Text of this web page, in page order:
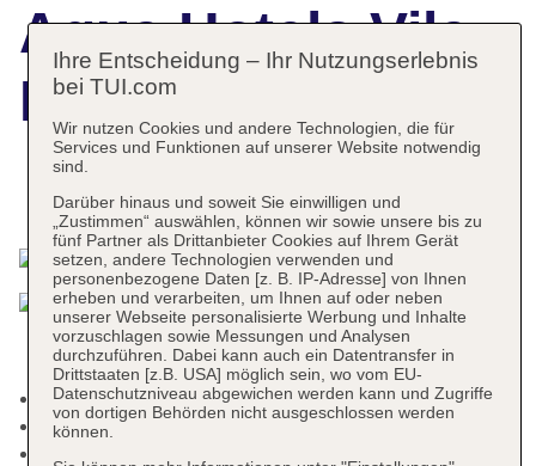
Agua Hotels Vila
Branca
Das bietet Ihre Unterkunft
Check-in Zeit ab 16:00 Uhr
Check-out Zeit bis 11:00 Uhr
Ihre Entscheidung – Ihr Nutzungserlebnis
bei TUI.com
Wir nutzen Cookies und andere Technologien, die für
Services und Funktionen auf unserer Website notwendig
sind.
Darüber hinaus und soweit Sie einwilligen und
„Zustimmen“ auswählen, können wir sowie unsere bis zu
fünf Partner als Drittanbieter Cookies auf Ihrem Gerät
setzen, andere Technologien verwenden und
personenbezogene Daten [z. B. IP-Adresse] von Ihnen
erheben und verarbeiten, um Ihnen auf oder neben
unserer Webseite personalisierte Werbung und Inhalte
vorzuschlagen sowie Messungen und Analysen
durchzuführen. Dabei kann auch ein Datentransfer in
Drittstaaten [z.B. USA] möglich sein, wo vom EU-
Datenschutzniveau abgewichen werden kann und Zugriffe
von dortigen Behörden nicht ausgeschlossen werden
können.